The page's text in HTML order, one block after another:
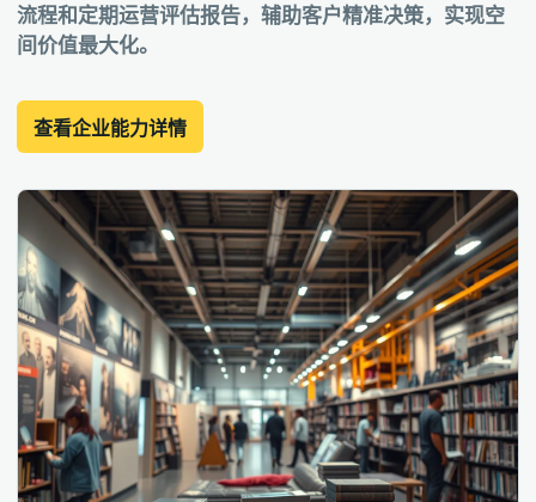
流程和定期运营评估报告，辅助客户精准决策，实现空
间价值最大化。
查看企业能力详情